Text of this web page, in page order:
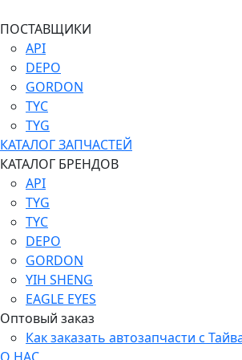
ПОСТАВЩИКИ
API
DEPO
GORDON
TYC
TYG
КАТАЛОГ ЗАПЧАСТЕЙ
КАТАЛОГ БРЕНДОВ
API
TYG
TYC
DEPO
GORDON
YIH SHENG
EAGLE EYES
Оптовый заказ
Как заказать автозапчасти с